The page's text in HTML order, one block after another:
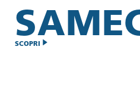
SCOPRI